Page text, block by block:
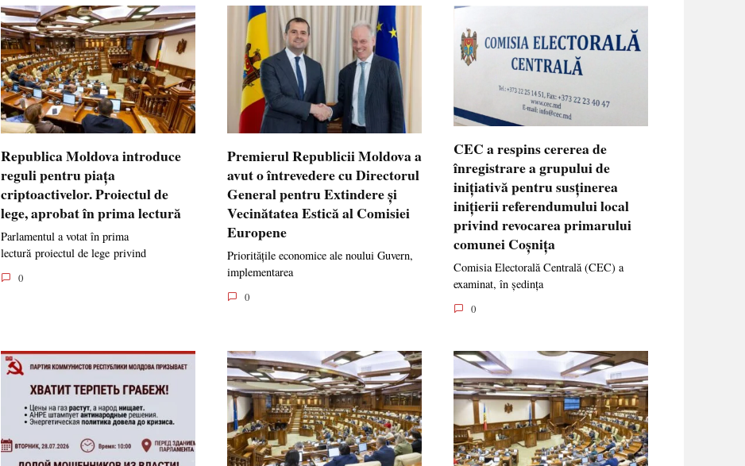
Republica Moldova introduce
reguli pentru piața
criptoactivelor. Proiectul de
lege, aprobat în prima lectură
Parlamentul a votat în prima
lectură proiectul de lege privind
0
Premierul Republicii Moldova a
avut o întrevedere cu Directorul
General pentru Extindere și
Vecinătatea Estică al Comisiei
Europene
Prioritățile economice ale noului Guvern,
implementarea
0
CEC a respins cererea de
înregistrare a grupului de
inițiativă pentru susținerea
inițierii referendumului local
privind revocarea primarului
comunei Coșnița
Comisia Electorală Centrală (CEC) a
examinat, în ședința
0